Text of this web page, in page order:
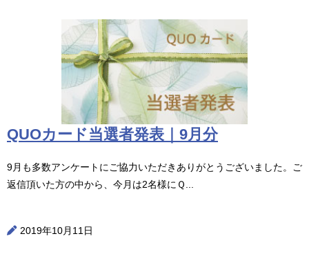
QUOカード当選者発表｜9月分
9月も多数アンケートにご協力いただきありがとうございました。ご
返信頂いた方の中から、今月は2名様にＱ...
2019年10月11日